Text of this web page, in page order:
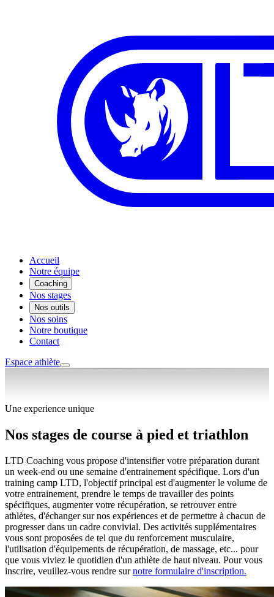
Accueil
Notre équipe
Coaching
Nos stages
Nos outils
Nos soins
Notre boutique
Contact
Espace athlète
Une experience unique
Nos stages de course à pied et triathlon
LTD Coaching vous propose d'intensifier votre préparation durant
un week-end ou une semaine d'entrainement spécifique. Lors d'un
training camp LTD, l'objectif principal est d'augmenter le volume de
votre entrainement, prendre le temps de travailler des points
spécifiques, augmenter votre récupération, se retrouver entre
athlètes, d'échanger sur nos expériences et de permettre à chacun de
progresser dans un cadre convivial. Des activités supplémentaires
vous sont proposées de tel que du renforcement musculaire,
l'utilisation d'équipements de récupération, de massage, etc... pour
que vous viviez le quotidien d'un athlète de haut niveau. Pour vous
inscrire, veuillez-vous rendre surnotre formulaire d'inscription.